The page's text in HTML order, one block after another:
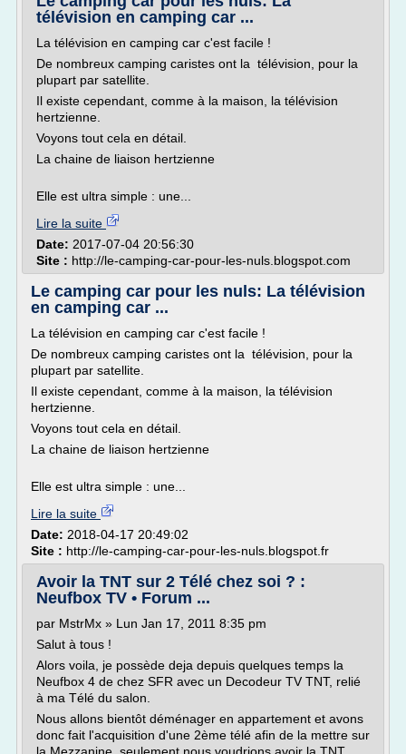
télévision en camping car ...
La télévision en camping car c'est facile !
De nombreux camping caristes ont la télévision, pour la
plupart par satellite.
Il existe cependant, comme à la maison, la télévision
hertzienne.
Voyons tout cela en détail.
La chaine de liaison hertzienne
Elle est ultra simple : une...
Lire la suite
Date: 2017-07-04 20:56:30
Site : http://le-camping-car-pour-les-nuls.blogspot.com
Le camping car pour les nuls: La télévision
en camping car ...
La télévision en camping car c'est facile !
De nombreux camping caristes ont la télévision, pour la
plupart par satellite.
Il existe cependant, comme à la maison, la télévision
hertzienne.
Voyons tout cela en détail.
La chaine de liaison hertzienne
Elle est ultra simple : une...
Lire la suite
Date: 2018-04-17 20:49:02
Site : http://le-camping-car-pour-les-nuls.blogspot.fr
Avoir la TNT sur 2 Télé chez soi ? :
Neufbox TV • Forum ...
par MstrMx » Lun Jan 17, 2011 8:35 pm
Salut à tous !
Alors voila, je possède deja depuis quelques temps la
Neufbox 4 de chez SFR avec un Decodeur TV TNT, relié
à ma Télé du salon.
Nous allons bientôt déménager en appartement et avons
donc fait l'acquisition d'une 2ème télé afin de la mettre sur